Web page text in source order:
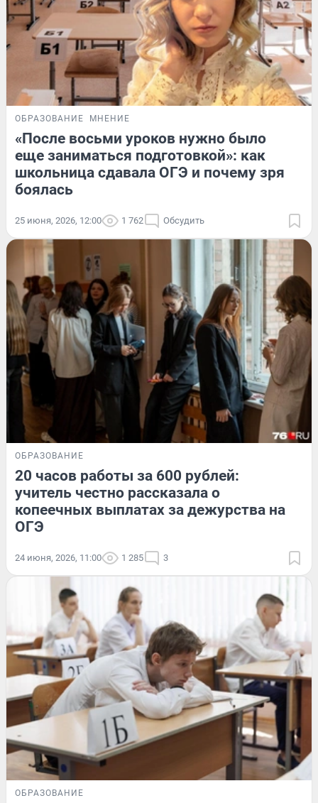
ОБРАЗОВАНИЕ МНЕНИЕ
«После восьми уроков нужно было
еще заниматься подготовкой»: как
школьница сдавала ОГЭ и почему зря
боялась
25 июня, 2026, 12:00 1 762 Обсудить
ОБРАЗОВАНИЕ
20 часов работы за 600 рублей:
учитель честно рассказала о
копеечных выплатах за дежурства на
ОГЭ
24 июня, 2026, 11:00 1 285 3
ОБРАЗОВАНИЕ